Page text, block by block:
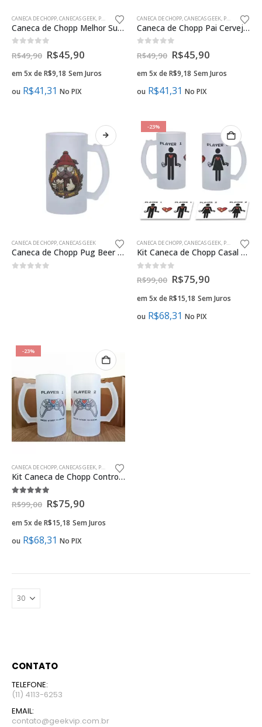
CANECA DE CHOPP CANECAS GEEK PRESENTES CRIATIVOS PAIS GEEK
Caneca de Chopp Melhor Super Pai do Mundo Presente Criativo
fora de 5
R$49,90 R$45,90
em 5x deR$9,18 Sem Juros
ou R$41,31 No PIX
CANECA DE CHOPP CANECAS GEEK PRESENTES CRIATIVOS PAIS GEEK
Caneca de Chopp Pai Cervejeiro Presente Criativo
fora de 5
R$49,90 R$45,90
em 5x deR$9,18 Sem Juros
ou R$41,31 No PIX
CANECA DE CHOPP,CANECAS GEEK
Caneca de Chopp Pug Beer Presente Criativo
-23%
CANECA DE CHOPP,CANECAS GEEK, PRESENTES CRIATIVOS NAMORADOS GEEK
Kit Caneca de Chopp Casal Gamer Player 1 Player 2 Presente Geek
fora de 5
R$99,00 R$75,90
em 5x deR$15,18 Sem Juros
ou R$68,31 No PIX
-23%
CANECA DE CHOPP,CANECAS GEEK, PRESENTES CRIATIVOS NAMORADOS GEEK
Kit Caneca de Chopp Controle Player 1 e 2 Presente Namorados
fora de 5
R$99,00 R$75,90
em 5x deR$15,18 Sem Juros
ou R$68,31 No PIX
CONTATO
TELEFONE:
(11) 4113-6253
EMAIL:
contato@geekvip.com.br